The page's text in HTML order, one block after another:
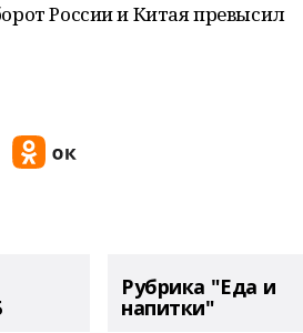
России и Китая превысил
Рубрика "Еда и
напитки"